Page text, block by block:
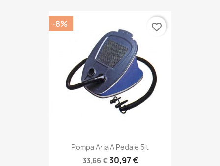
Pompa Aria A Pedale 5lt
33,66 €30,97 €
-8% favorite_border